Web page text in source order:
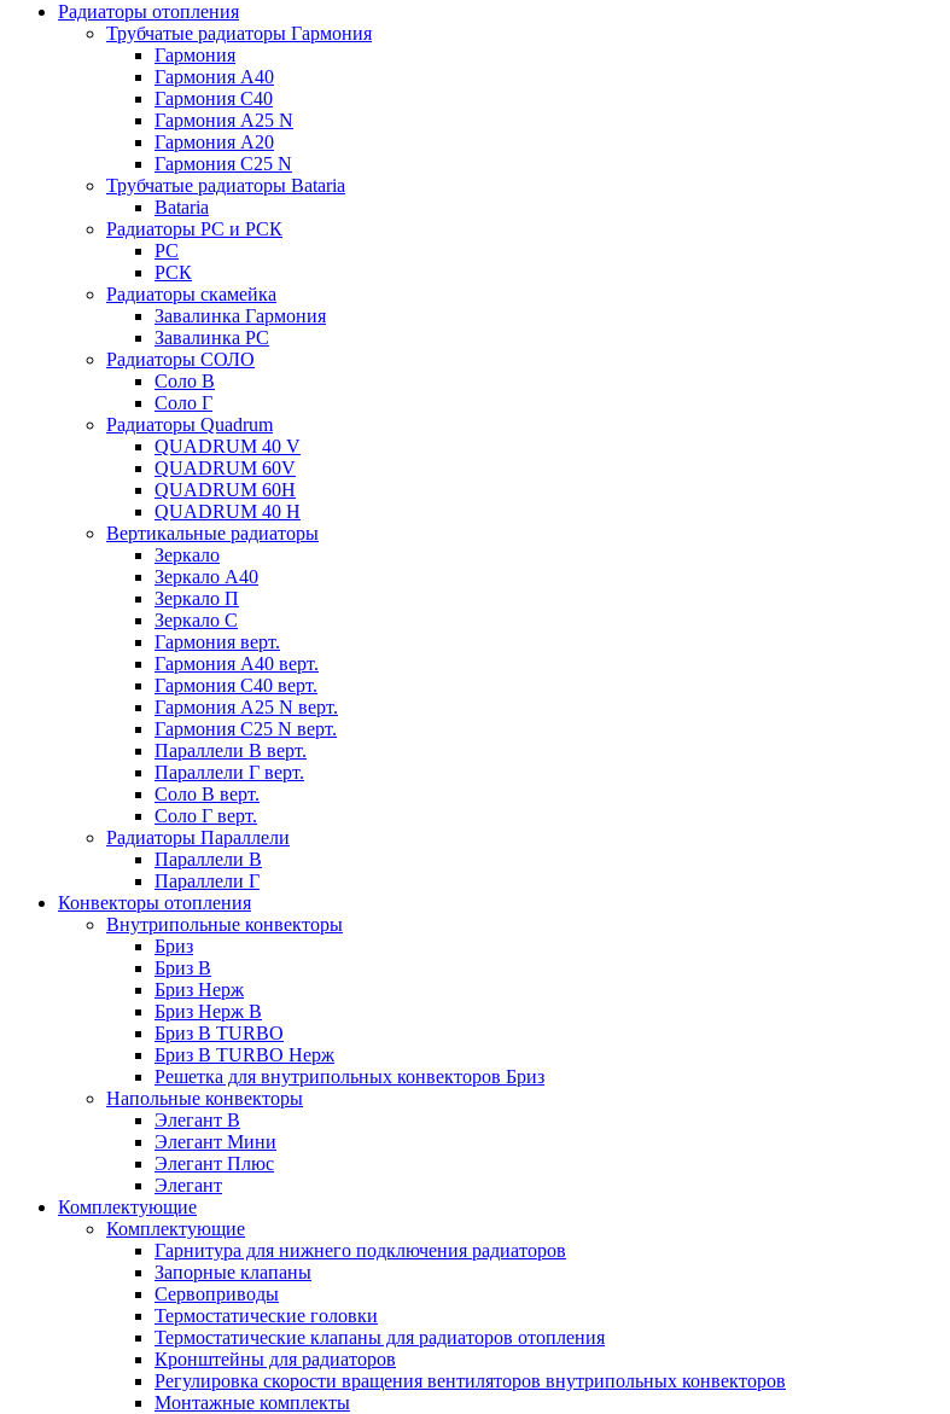
Радиаторы отопления
Трубчатые радиаторы Гармония
Гармония
Гармония А40
Гармония С40
Гармония А25 N
Гармония А20
Гармония С25 N
Трубчатые радиаторы Bataria
Bataria
Радиаторы РС и РСК
РС
РСК
Радиаторы скамейка
Завалинка Гармония
Завалинка РС
Радиаторы СОЛО
Соло В
Соло Г
Радиаторы Quadrum
QUADRUM 40 V
QUADRUM 60V
QUADRUM 60H
QUADRUM 40 H
Вертикальные радиаторы
Зеркало
Зеркало А40
Зеркало П
Зеркало С
Гармония верт.
Гармония А40 верт.
Гармония С40 верт.
Гармония А25 N верт.
Гармония С25 N верт.
Параллели В верт.
Параллели Г верт.
Соло В верт.
Соло Г верт.
Радиаторы Параллели
Параллели В
Параллели Г
Конвекторы отопления
Внутрипольные конвекторы
Бриз
Бриз В
Бриз Нерж
Бриз Нерж В
Бриз В TURBO
Бриз В TURBO Нерж
Решетка для внутрипольных конвекторов Бриз
Напольные конвекторы
Элегант В
Элегант Мини
Элегант Плюс
Элегант
Комплектующие
Комплектующие
Гарнитура для нижнего подключения радиаторов
Запорные клапаны
Сервоприводы
Термостатические головки
Термостатические клапаны для радиаторов отопления
Кронштейны для радиаторов
Регулировка скорости вращения вентиляторов внутрипольных конвекторов
Монтажные комплекты